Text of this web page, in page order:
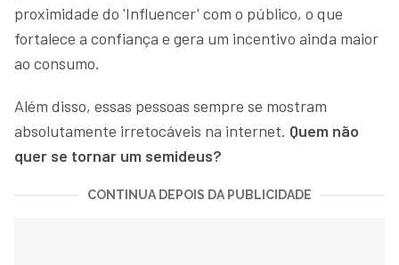
proximidade do 'Influencer' com o público, o que
fortalece a confiança e gera um incentivo ainda maior
ao consumo.
Além disso, essas pessoas sempre se mostram
absolutamente irretocáveis na internet. Quem não
quer se tornar um semideus?
CONTINUA DEPOIS DA PUBLICIDADE